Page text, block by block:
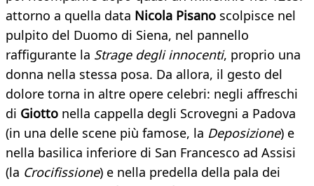
attorno a quella data Nicola Pisano scolpisce nel
pulpito del Duomo di Siena, nel pannello
raffigurante la Strage degli innocenti, proprio una
donna nella stessa posa. Da allora, il gesto del
dolore torna in altre opere celebri: negli affreschi
di Giotto nella cappella degli Scrovegni a Padova
(in una delle scene più famose, la Deposizione) e
nella basilica inferiore di San Francesco ad Assisi
(la Crocifissione) e nella predella della pala dei